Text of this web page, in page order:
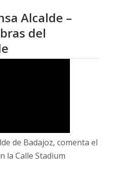
Alcalde –
del
de Badajoz, comenta el
la Calle Stadium